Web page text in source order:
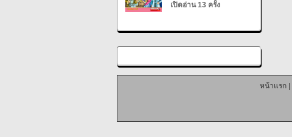
เปิดอ่าน 13 ครั้ง
หน้าแรก|